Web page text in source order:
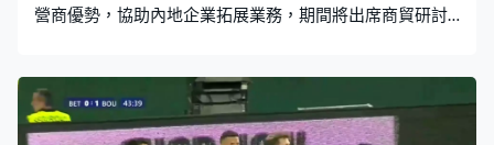
營商優勢，協助內地企業拓展業務，期間將出席商貿研討
隨團包括內地企業和本港商會的代表，丘應樺將於星期四
返港。